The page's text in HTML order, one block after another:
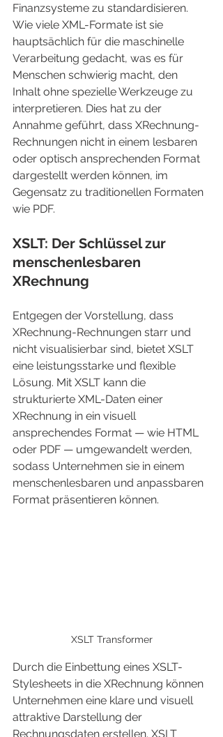
Finanzsysteme zu standardisieren.
Wie viele XML-Formate ist sie
hauptsächlich für die maschinelle
Verarbeitung gedacht, was es für
Menschen schwierig macht, den
Inhalt ohne spezielle Werkzeuge zu
interpretieren. Dies hat zu der
Annahme geführt, dass XRechnung-
Rechnungen nicht in einem lesbaren
oder optisch ansprechenden Format
dargestellt werden können, im
Gegensatz zu traditionellen Formaten
wie PDF.
XSLT: Der Schlüssel zur
menschenlesbaren
XRechnung
Entgegen der Vorstellung, dass
XRechnung-Rechnungen starr und
nicht visualisierbar sind, bietet XSLT
eine leistungsstarke und flexible
Lösung. Mit XSLT kann die
strukturierte XML-Daten einer
XRechnung in ein visuell
ansprechendes Format — wie HTML
oder PDF — umgewandelt werden,
sodass Unternehmen sie in einem
menschenlesbaren und anpassbaren
Format präsentieren können.
XSLT Transformer
Durch die Einbettung eines XSLT-
Stylesheets in die XRechnung können
Unternehmen eine klare und visuell
attraktive Darstellung der
Rechnungsdaten erstellen. XSLT